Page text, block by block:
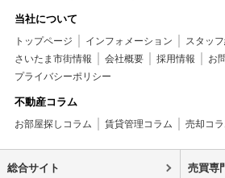
当社について
トップページ インフォメーション スタッ
さいたま市街情報
会社概要 採用情報
お
プライバシーポリシー
不動産コラム
お部屋探しコラム 賃貸管理コラム 売却コ
総合サイト 売買専